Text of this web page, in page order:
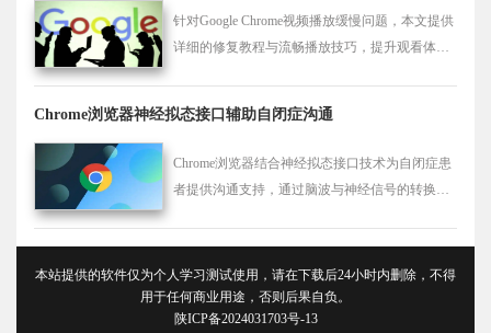
针对Google Chrome视频播放缓慢问题，本文提供
详细的修复教程与流畅播放技巧，提升观看体
Chrome浏览器神经拟态接口辅助自闭症沟通
Chrome浏览器结合神经拟态接口技术为自闭症患
者提供沟通支持，通过脑波与神经信号的转换，
本站提供的软件仅为个人学习测试使用，请在下载后24小时内删除，不得
用于任何商业用途，否则后果自负。
陕ICP备2024031703号-13